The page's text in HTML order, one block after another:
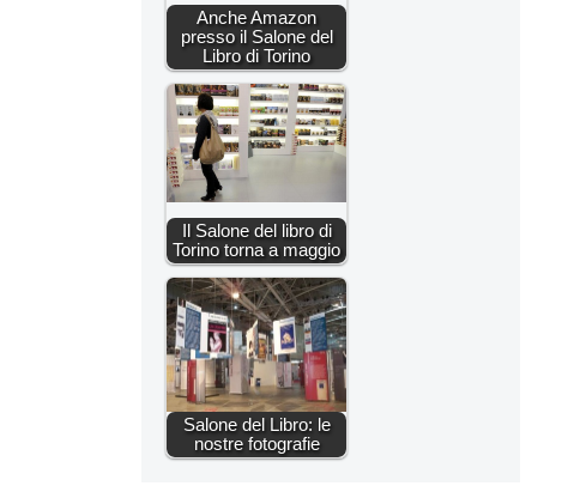
Anche Amazon
presso il Salone del
Libro di Torino
Il Salone del libro di
Torino torna a maggio
Salone del Libro: le
nostre fotografie